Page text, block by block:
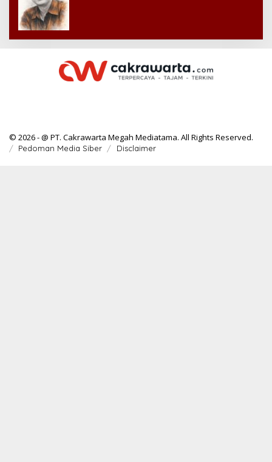
© 2026 - @ PT. Cakrawarta Megah Mediatama. All Rights Reserved.
Pedoman Media Siber Disclaimer